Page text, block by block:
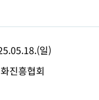
일)
진흥협회